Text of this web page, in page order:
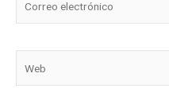
electrónico